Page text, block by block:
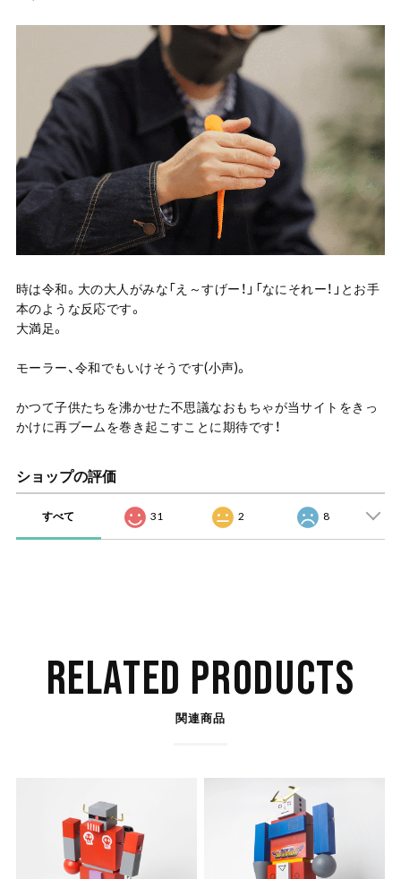
時は令和。大の大人がみな「え～すげー！」「なにそれー！」とお手
本のような反応です。
大満足。
モーラー、令和でもいけそうです(小声)。
かつて子供たちを沸かせた不思議なおもちゃが当サイトをきっ
かけに再ブームを巻き起こすことに期待です！
ショップの評価
すべて 31 2 8
RELATED PRODUCTS
関連商品